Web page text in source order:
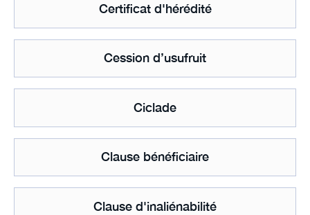
Certificat d'hérédité
Cession d’usufruit
Ciclade
Clause bénéficiaire
Clause d'inaliénabilité